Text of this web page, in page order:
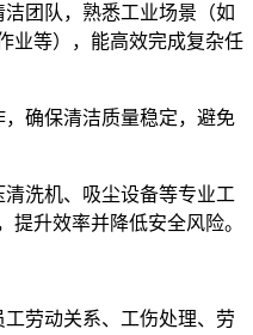
团队，熟悉工业场景（如
业等），能高效完成复杂任
确保清洁质量稳定，避免
洗机、吸尘设备等专业工
提升效率并降低安全风险。
劳动关系、工伤处理、劳